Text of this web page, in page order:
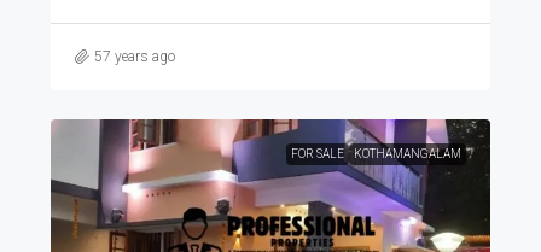
57 years ago
FOR SALE KOTHAMANGALAM